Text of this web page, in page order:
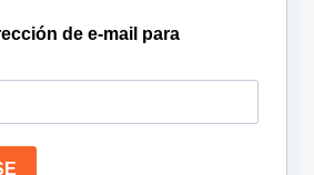
de e-mail para